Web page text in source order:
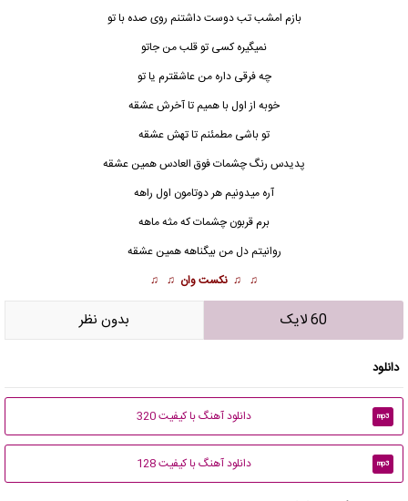
بازم امشب تب دوست داشتنم روی صده با تو
نمیگیره کسی تو قلب من جاتو
چه فرقی داره من عاشقترم یا تو
خوبه از اول با همیم تا آخرش عشقه
تو باشی مطمئنم تا تهش عشقه
پدیدس رنگ چشمات فوق العادس همین عشقه
آره میدونیم هر دوتامون اول راهه
برم قربون چشمات که مثه ماهه
روانیتم دل من بیگناهه همینعشقه
♫ ♫ نکست وان ♫ ♫
60 لایک بدون نظر
دانلود
mp3 دانلود آهنگ با کیفیت 320
mp3 دانلود آهنگ با کیفیت 128